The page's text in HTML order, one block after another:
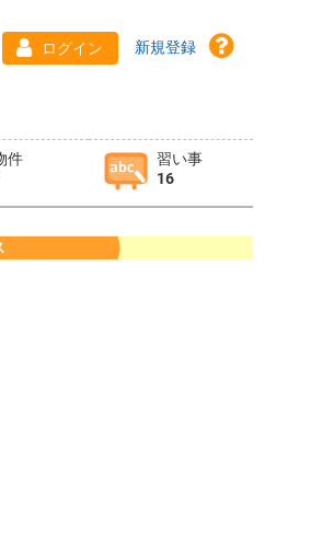
ログイン 新規登録
件
習い事
16